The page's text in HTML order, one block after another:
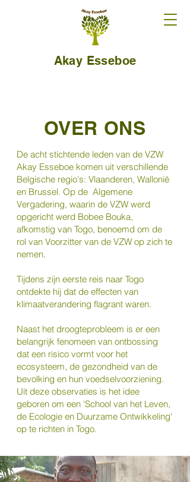
Akay Esseboe
OVER ONS
De acht stichtende leden van de VZW
Akay Esseboe komen uit verschillende
Belgische regio's: Vlaanderen, Wallonië
en Brussel. Op de Algemene
Vergadering, waarin de VZW werd
opgericht werd Bobee Bouka,
afkomstig van Togo, benoemd om de
rol van Voorzitter van de VZW op zich te
nemen.
Tijdens zijn eerste reis naar Togo
ontdekte hij dat de effecten van
klimaatverandering flagrant waren.
Naast het droogteprobleem is er een
belangrijk fenomeen van ontbossing
dat een risico vormt voor het
ecosysteem, de gezondheid van de
bevolking en hun voedselvoorziening.
Uit deze observaties is het idee
geboren om een ​​'School van het Leven,
de Ecologie en Duurzame Ontwikkeling'
op te richten in Togo.